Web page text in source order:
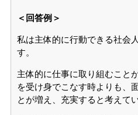
＜回答例＞
私は主体的に行動できる社会
す。
主体的に仕事に取り組むこと
を受け身でこなす時よりも、
とが増え、充実すると考えてい